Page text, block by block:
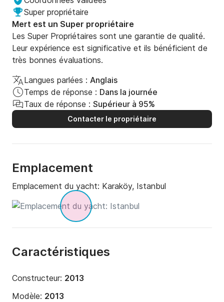
Super propriétaire
Mert est un Super propriétaire
Les Super Propriétaires sont une garantie de qualité.
Leur expérience est significative et ils bénéficient de
très bonnes évaluations.
Langues parlées : Anglais
Temps de réponse : Dans la journée
Taux de réponse : Supérieur à 95%
Contacter le propriétaire
Emplacement
Emplacement du yacht: Karaköy, Istanbul
Caractéristiques
Constructeur: 2013
Modèle: 2013